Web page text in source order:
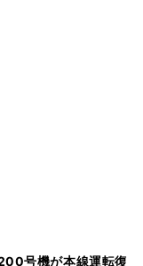
号機が本線運転復